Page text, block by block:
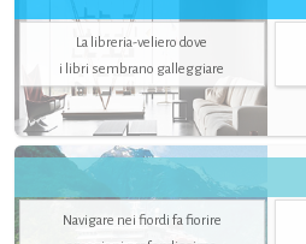
La libreria-veliero dove
i libri sembrano galleggiare
Navigare nei fiordi fa fiorire